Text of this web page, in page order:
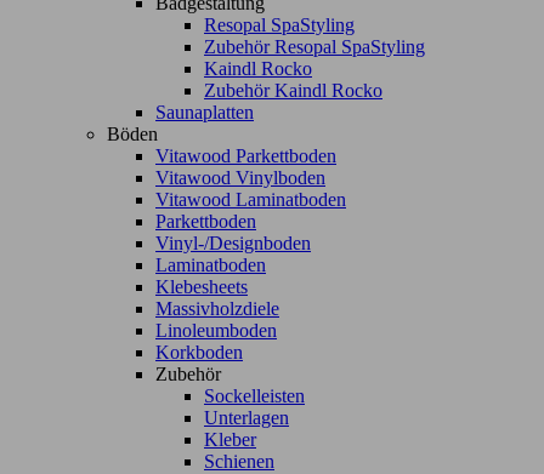
Resopal SpaStyling
Zubehör Resopal SpaStyling
Kaindl Rocko
Zubehör Kaindl Rocko
Saunaplatten
Böden
Vitawood Parkettboden
Vitawood Vinylboden
Vitawood Laminatboden
Parkettboden
Vinyl-/Designboden
Laminatboden
Klebesheets
Massivholzdiele
Linoleumboden
Korkboden
Zubehör
Sockelleisten
Unterlagen
Kleber
Schienen